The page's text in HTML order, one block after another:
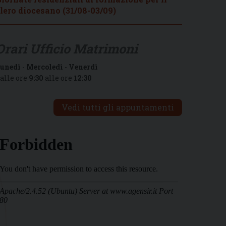
diocesano (31/08-03/09)
- Mercoledì - Venerdì
ore 9:30 alle ore 12:30
Vedi tutti gli appuntamenti